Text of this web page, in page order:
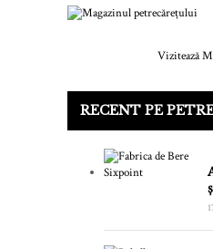
Vizitează
RECENT PE